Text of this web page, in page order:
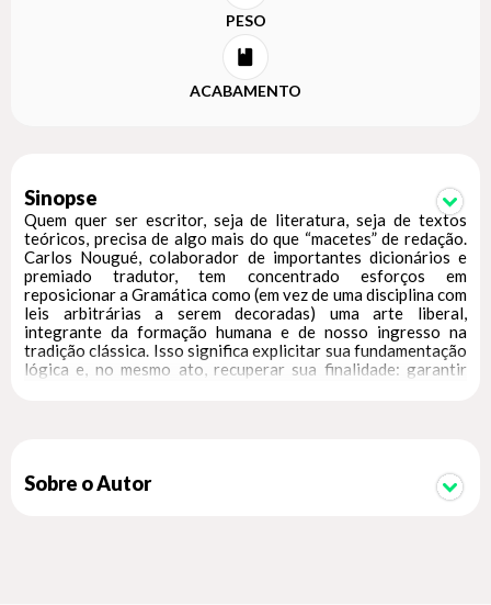
PESO
ACABAMENTO
Sinopse
Quem quer ser escritor, seja de literatura, seja de textos
teóricos, precisa de algo mais do que “macetes” de redação.
Carlos Nougué, colaborador de importantes dicionários e
premiado tradutor, tem concentrado esforços em
reposicionar a Gramática como (em vez de uma disciplina com
leis arbitrárias a serem decoradas) uma arte liberal,
integrante da formação humana e de nosso ingresso na
tradição clássica. Isso significa explicitar sua fundamentação
lógica e, no mesmo ato, recuperar sua finalidade: garantir
meios para uma escrita que, justamente por se deter e não se
apressar no exercício da Gramática, tem sucesso em uni-la a
Sobre o Autor